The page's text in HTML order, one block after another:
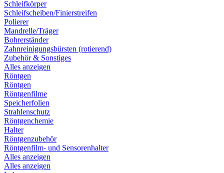
Schleifkörper
Schleifscheiben/Finierstreifen
Polierer
Mandrelle/Träger
Bohrerständer
Zahnreinigungsbürsten (rotierend)
Zubehör & Sonstiges
Alles anzeigen
Röntgen
Röntgen
Röntgenfilme
Speicherfolien
Strahlenschutz
Röntgenchemie
Halter
Röntgenzubehör
Röntgenfilm- und Sensorenhalter
Alles anzeigen
Alles anzeigen